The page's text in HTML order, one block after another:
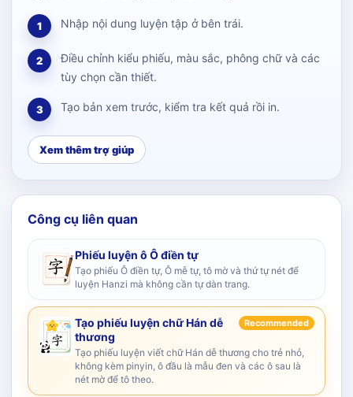
1 Nhập nội dung luyện tập ở bên trái.
2
Điều chỉnh kiểu phiếu, màu sắc, phông chữ và các
tùy chọn cần thiết.
3 Tạo bản xem trước, kiểm tra kết quả rồi in.
Xem thêm trợ giúp
Công cụ liên quan
Phiếu luyện ô Ô điền tự
Tạo phiếu Ô điền tự, Ô mễ tự, tô mờ và thứ tự nét để
luyện Hanzi mà không cần tự dàn trang.
Tạo phiếu luyện chữ Hán dễ
thương
Recommended
Tạo phiếu luyện viết chữ Hán dễ thương cho trẻ nhỏ,
không kèm pinyin, ô đầu là mẫu đen và các ô sau là
nét mờ để tô theo.